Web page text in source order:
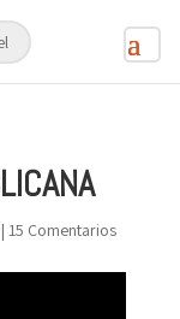
15 Comentarios